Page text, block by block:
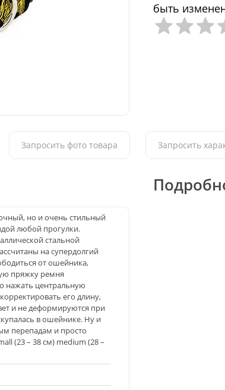
быть
Запросить фото товара Запросить
но и очень стильный
любой прогулки.
стальной
на супердолгий
от ошейника,
пряжку ремня
нажать центральную
его длину,
и не деформируются при
в ошейнике. Ну и
перепадам и просто
(23 – 38 см) medium (28 –